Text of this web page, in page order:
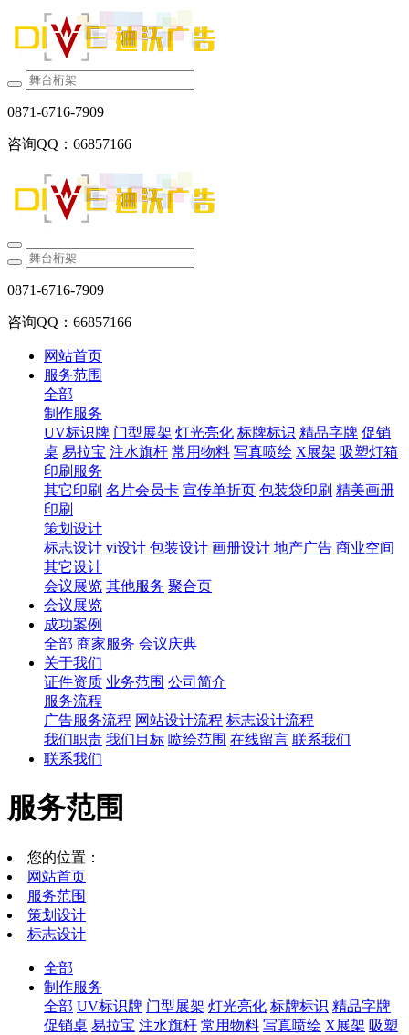
0871-6716-7909
咨询QQ：66857166
0871-6716-7909
咨询QQ：66857166
网站首页
服务范围
全部
制作服务
UV标识牌 门型展架 灯光亮化 标牌标识 精品字牌 促销
桌 易拉宝 注水旗杆 常用物料 写真喷绘 X展架 吸塑灯箱
印刷服务
其它印刷 名片会员卡 宣传单折页 包装袋印刷 精美画册
印刷
策划设计
标志设计 vi设计 包装设计 画册设计 地产广告 商业空间
其它设计
会议展览 其他服务 聚合页
会议展览
成功案例
全部 商家服务 会议庆典
关于我们
证件资质 业务范围 公司简介
服务流程
广告服务流程 网站设计流程 标志设计流程
我们职责 我们目标 喷绘范围 在线留言 联系我们
联系我们
服务范围
您的位置：
网站首页
服务范围
策划设计
标志设计
全部
制作服务
全部 UV标识牌 门型展架 灯光亮化 标牌标识 精品字牌
促销桌 易拉宝 注水旗杆 常用物料 写真喷绘 X展架 吸塑